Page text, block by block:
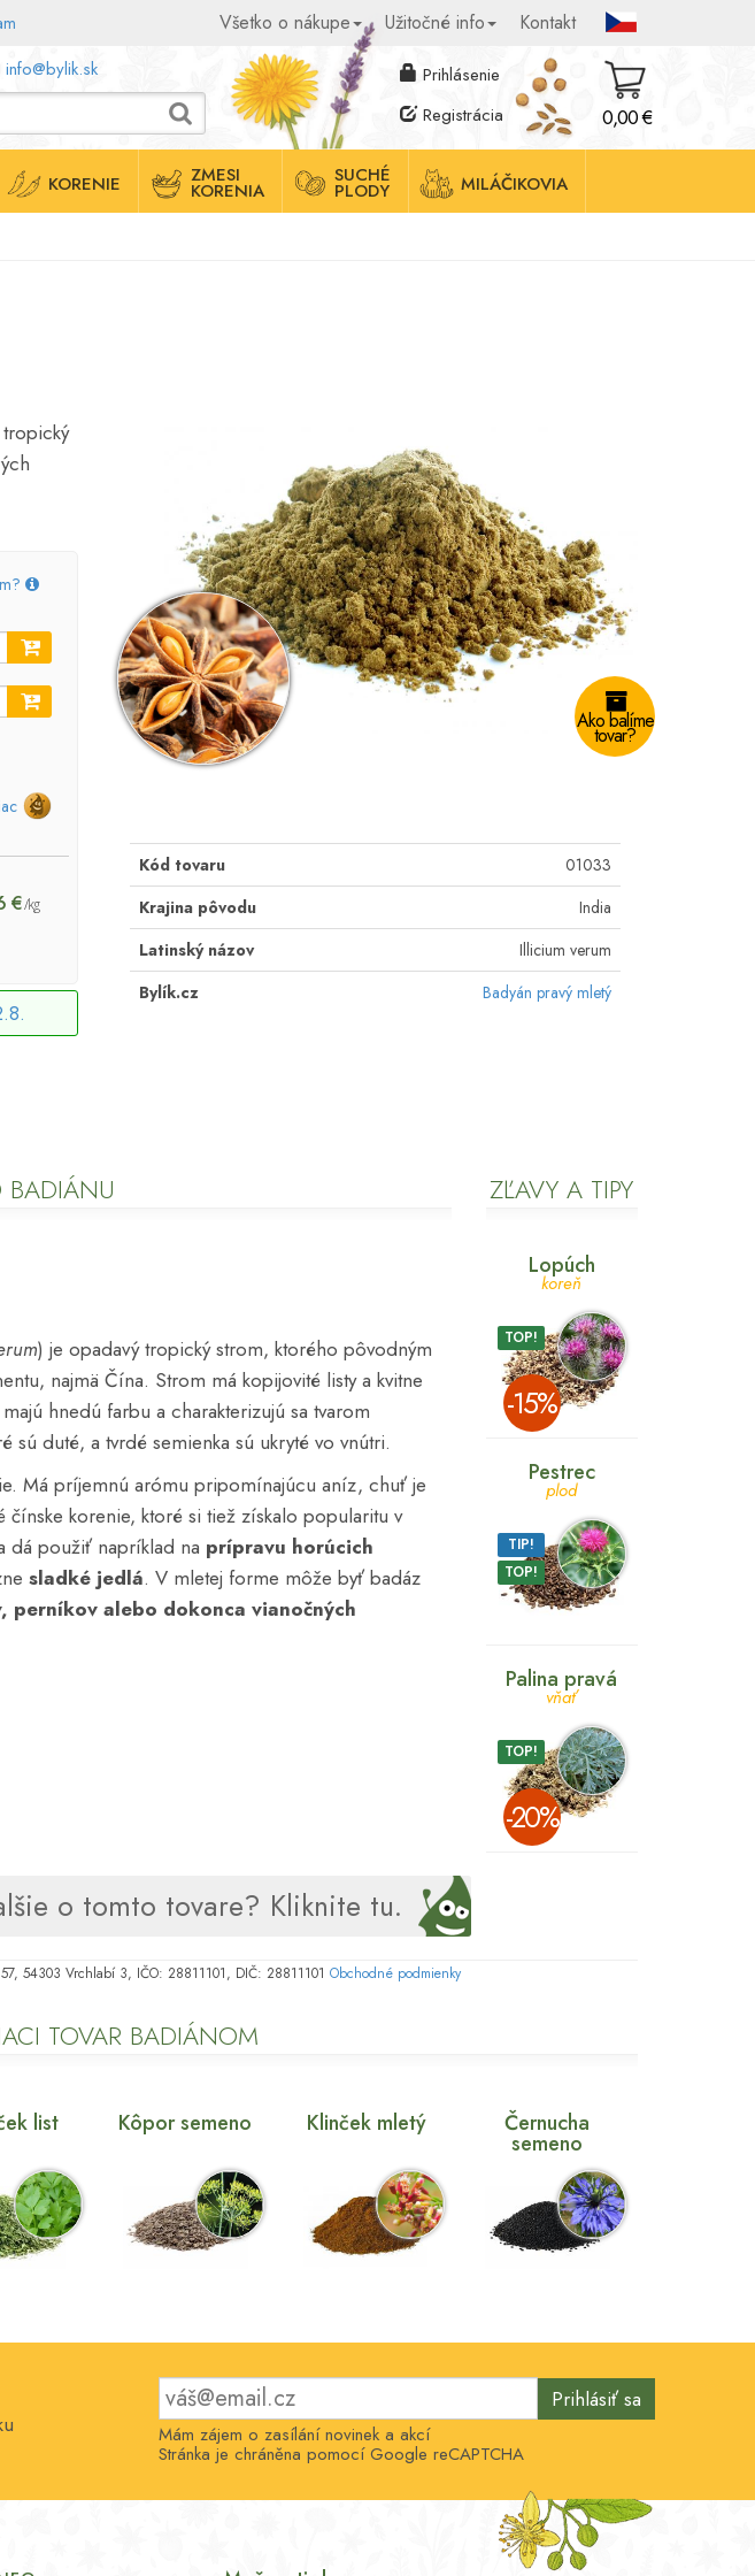
Všetko o nákupe Užitočné info Kontakt
info@bylik.sk
Prihlásenie
Registrácia
0,00 €
KORENIE ZMESI
KORENIA
SUCHÉ
PLODY MILÁČIKOVIA
€/kg
Ako balíme
tovar?
Kód tovaru
01033
Krajina pôvodu
India
Latinský názov
Illicium verum
Bylík.cz
Badyán pravý mletý
BADIÁNU
) je opadavý tropický strom, ktorého pôvodným
najmä Čína. Strom má kopijovité listy a kvitne
hnedú farbu a charakterizujú sa tvarom
sú duté, a tvrdé semienka sú ukryté vo vnútri.
Má príjemnú arómu pripomínajúcu aníz, chuť je
korenie, ktoré si tiež získalo popularitu v
dá použiť napríklad na prípravu horúcich
sladké jedlá. V mletej forme môže byť badáz
perníkov alebo dokonca vianočných
ZĽAVY A TIPY
Lopúch
koreň
TOP!
­-15%
Pestrec
plod
TIP!
TOP!
Palina pravá
vňať
TOP!
­-20%
o tomto tovare? Kliknite tu.
54303 Vrchlabí 3, IČO: 28811101, DIČ: 28811101 Obchodné podmienky
TOVAR BADIÁNOM
list Kôpor semeno Klinček mletý Černucha
semeno
Prihlásiť sa
Mám zájem o zasílání novinek a akcí
Stránka je chráněna pomocí Google reCAPTCHA